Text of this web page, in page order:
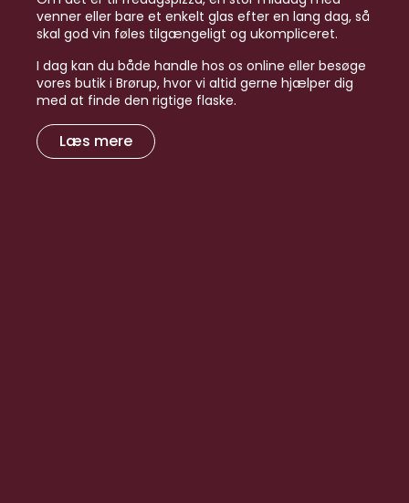
venner eller bare et enkelt glas efter en lang dag, så
skal god vin føles tilgængeligt og ukompliceret.
I dag kan du både handle hos os online eller besøge
vores butik i Brørup, hvor vi altid gerne hjælper dig
med at finde den rigtige flaske.
Læs mere